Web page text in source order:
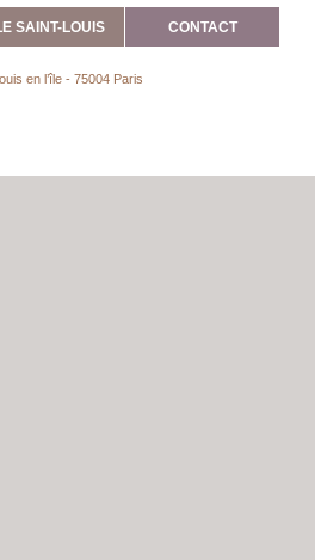
SAINT-LOUIS CONTACT
en l’île - 75004 Paris